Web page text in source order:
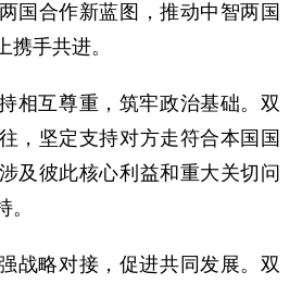
国合作新蓝图，推动中智两国
携手共进。
互尊重，筑牢政治基础。双
，坚定支持对方走符合本国国
及彼此核心利益和重大关切问
略对接，促进共同发展。双